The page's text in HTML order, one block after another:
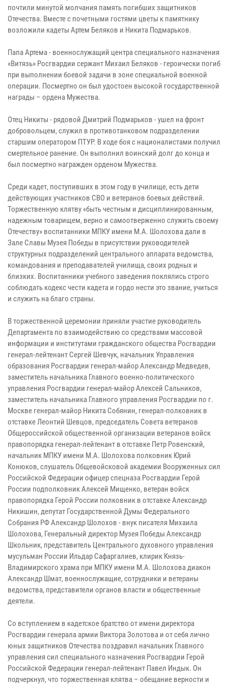
почтили минутой молчания память погибших защитников
Отечества. Вместе с почетными гостями цветы к памятнику
возложили кадеты Артем Беляков и Никита Подмарьков.
Папа Артема - военнослужащий центра специального назначения
«Витязь» Росгвардии сержант Михаил Беляков - героически погиб
при выполнении боевой задачи в зоне специальной военной
операции. Посмертно он был удостоен высокой государственной
награды – ордена Мужества.
Отец Никиты - рядовой Дмитрий Подмарьков - ушел на фронт
добровольцем, служил в противотанковом подразделении
старшим оператором ПТУР. В ходе боя с националистами получил
смертельное ранение. Он выполнил воинский долг до конца и
был посмертно награжден орденом Мужества.
Среди кадет, поступивших в этом году в училище, есть дети
действующих участников СВО и ветеранов боевых действий.
Торжественную клятву «быть честным и дисциплинированным,
надежным товарищем, верно и самоотверженно служить своему
Отечеству» воспитанники МПКУ имени М.А. Шолохова дали в
Зале Славы Музея Победы в присутствии руководителей
структурных подразделений центрального аппарата ведомства,
командования и преподавателей училища, своих родных и
близких. Воспитанники учебного заведения поклялись строго
соблюдать кодекс чести кадета и гордо нести это звание, учиться
и служить на благо страны.
В торжественной церемонии приняли участие руководитель
Департамента по взаимодействию со средствами массовой
информации и институтами гражданского общества Росгвардии
генерал-лейтенант Сергей Шевчук, начальник Управления
образования Росгвардии генерал-майор Александр Медведев,
заместитель начальника Главного военно-политического
управления Росгвардии генерал-майор Алексей Сальников,
заместитель начальника Главного управления Росгвардии по г.
Москве генерал-майор Никита Собянин, генерал-полковник в
отставке Леонтий Шевцов, председатель Совета ветеранов
Общероссийской общественной организации ветеранов войск
правопорядка генерал-лейтенант в отставке Петр Ровенский,
начальник МПКУ имени М.А. Шолохова полковник Юрий
Конюков, слушатель Общевойсковой академии Вооруженных сил
Российской Федерации офицер спецназа Росгвардии Герой
России подполковник Алексей Мищенко, ветеран войск
правопорядка Герой России полковник в отставке Александр
Никишин, депутат Государственной Думы Федерального
Собрания РФ Александр Шолохов - внук писателя Михаила
Шолохова, Генеральный директор Музея Победы Александр
Школьник, представитель Центрального духовного управления
мусульман России Ильдар Сафаргалиев, клирик Князь-
Владимирского храма при МПКУ имени М.А. Шолохова диакон
Александр Шмат, военнослужащие, сотрудники и ветераны
ведомства, представители органов власти и общественные
деятели.
Со вступлением в кадетское братство от имени директора
Росгвардии генерала армии Виктора Золотова и от себя лично
юных защитников Отечества поздравил начальник Главного
управления сил специального назначения Росгвардии Герой
Российской Федерации генерал-лейтенант Павел Индык. Он
подчеркнул, что торжественная клятва – обещание верности и